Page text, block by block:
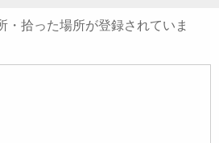
・拾った場所が登録されていま